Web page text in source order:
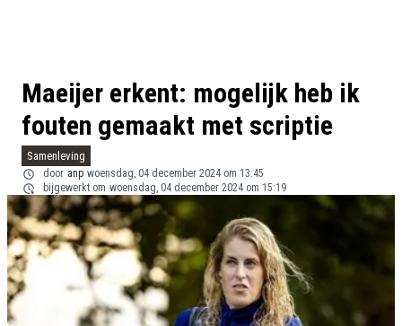
Maeijer erkent: mogelijk heb ik
fouten gemaakt met scriptie
Samenleving
door anp woensdag, 04 december 2024 om 13:45
bijgewerkt om woensdag, 04 december 2024 om 15:19